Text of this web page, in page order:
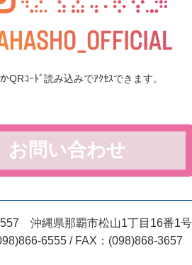
QRｺｰﾄﾞ読み込みでｱｸｾｽできます。
お問い合わせ
沖縄県那覇市松山1丁目16番1号
6555 / FAX：(098)868-3657